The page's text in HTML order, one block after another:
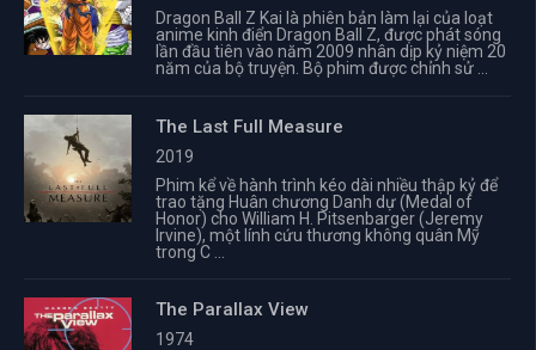
Dragon Ball Z Kai là phiên bản làm lại của loạt
anime kinh điển Dragon Ball Z, được phát sóng
lần đầu tiên vào năm 2009 nhân dịp kỷ niệm 20
năm của bộ truyện. Bộ phim được chỉnh sử ...
The Last Full Measure
2019
Phim kể về hành trình kéo dài nhiều thập kỷ để
trao tặng Huân chương Danh dự (Medal of
Honor) cho William H. Pitsenbarger (Jeremy
Irvine), một lính cứu thương không quân Mỹ
trong C ...
The Parallax View
1974